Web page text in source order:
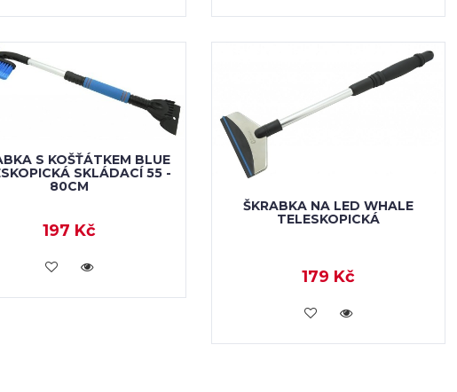
S KOŠŤÁTKEM BLUE
SKLÁDACÍ 55 -
80CM
197 Kč
VLOŽIT DO KOŠÍKU
ŠKRABKA NA LED WHALE
TELESKOPICKÁ
179 Kč
VLOŽIT DO KOŠÍKU